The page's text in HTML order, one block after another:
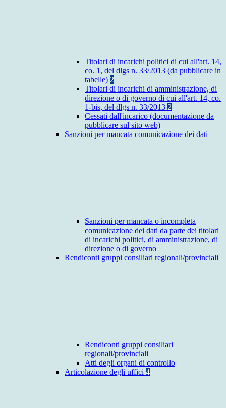
Titolari di incarichi politici di cui all'art. 14,
co. 1, del dlgs n. 33/2013 (da pubblicare in
tabelle) 2
Titolari di incarichi di amministrazione, di
direzione o di governo di cui all'art. 14, co.
1-bis, del dlgs n. 33/2013 2
Cessati dall'incarico (documentazione da
pubblicare sul sito web)
Sanzioni per mancata comunicazione dei dati
Sanzioni per mancata o incompleta
comunicazione dei dati da parte dei titolari
di incarichi politici, di amministrazione, di
direzione o di governo
Rendiconti gruppi consiliari regionali/provinciali
Rendiconti gruppi consiliari
regionali/provinciali
Atti degli organi di controllo
Articolazione degli uffici 4